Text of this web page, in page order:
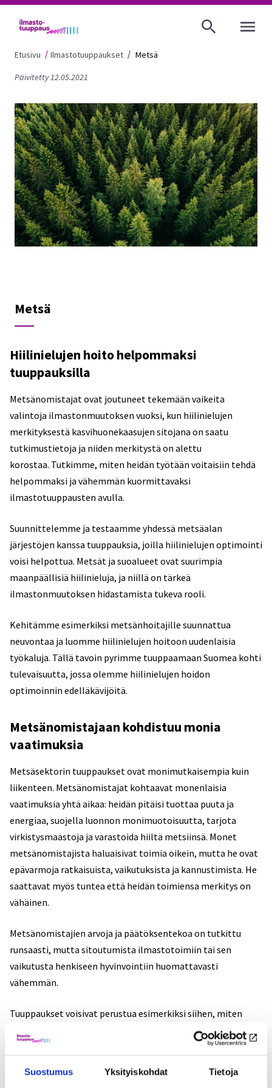
Suostumus Yksityiskohdat Tietoja
Etusivu
Ilmastotuuppaukset Metsä
Päivitetty 12.05.2021
Metsä
Hiilinielujen hoito helpommaksi
tuuppauksilla
Metsänomistajat ovat joutuneet tekemään vaikeita
valintoja ilmastonmuutoksen vuoksi, kun hiilinielujen
merkityksestä kasvihuonekaasujen sitojana on saatu
tutkimustietoja ja niiden merkitystä on alettu
korostaa. Tutkimme, miten heidän työtään voitaisiin tehdä
helpommaksi ja vähemmän kuormittavaksi
ilmastotuuppausten avulla.
Suunnittelemme ja testaamme yhdessä metsäalan
järjestöjen kanssa tuuppauksia, joilla hiilinielujen optimointi
voisi helpottua. Metsät ja suoalueet ovat suurimpia
maanpäällisiä hiilinieluja, ja niillä on tärkeä
ilmastonmuutoksen hidastamista tukeva rooli.
Kehitämme esimerkiksi metsänhoitajille suunnattua
neuvontaa ja luomme hiilinielujen hoitoon uudenlaisia
työkaluja. Tällä tavoin pyrimme tuuppaamaan Suomea kohti
tulevaisuutta, jossa olemme hiilinielujen hoidon
optimoinnin edelläkävijöitä.
Metsänomistajaan kohdistuu monia
vaatimuksia
Metsäsektorin tuuppaukset ovat monimutkaisempia kuin
liikenteen. Metsänomistajat kohtaavat monenlaisia
vaatimuksia yhtä aikaa: heidän pitäisi tuottaa puuta ja
energiaa, suojella luonnon monimuotoisuutta, tarjota
virkistysmaastoja ja varastoida hiiltä metsiinsä. Monet
metsänomistajista haluaisivat toimia oikein, mutta he ovat
epävarmoja ratkaisuista, vaikutuksista ja kannustimista. He
saattavat myös tuntea että heidän toimiensa merkitys on
vähäinen.
Metsänomistajien arvoja ja päätöksentekoa on tutkittu
runsaasti, mutta sitoutumista ilmastotoimiin tai sen
vaikutusta henkiseen hyvinvointiin huomattavasti
vähemmän.
Tuuppaukset voisivat perustua esimerkiksi siihen, miten
päätöksentekovaihtoehtoja muotoillaan – esimerkiksi
vertautuvat muiden tekemiin valintoihin tai mitkä